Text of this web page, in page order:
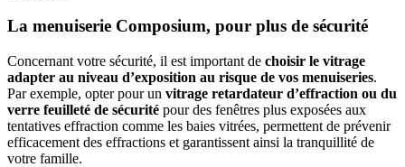
La menuiserie Composium, pour plus de sécurité
Concernant votre sécurité, il est important de choisir le vitrage
adapter au niveau d’exposition au risque de vos menuiseries.
Par exemple, opter pour un vitrage retardateur d’effraction ou du
verre feuilleté de sécurité pour des fenêtres plus exposées aux
tentatives effraction comme les baies vitrées, permettent de prévenir
efficacement des effractions et garantissent ainsi la tranquillité de
votre famille.